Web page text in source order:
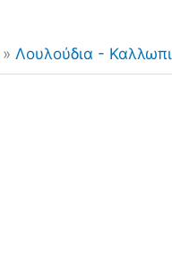
» Λουλούδια -